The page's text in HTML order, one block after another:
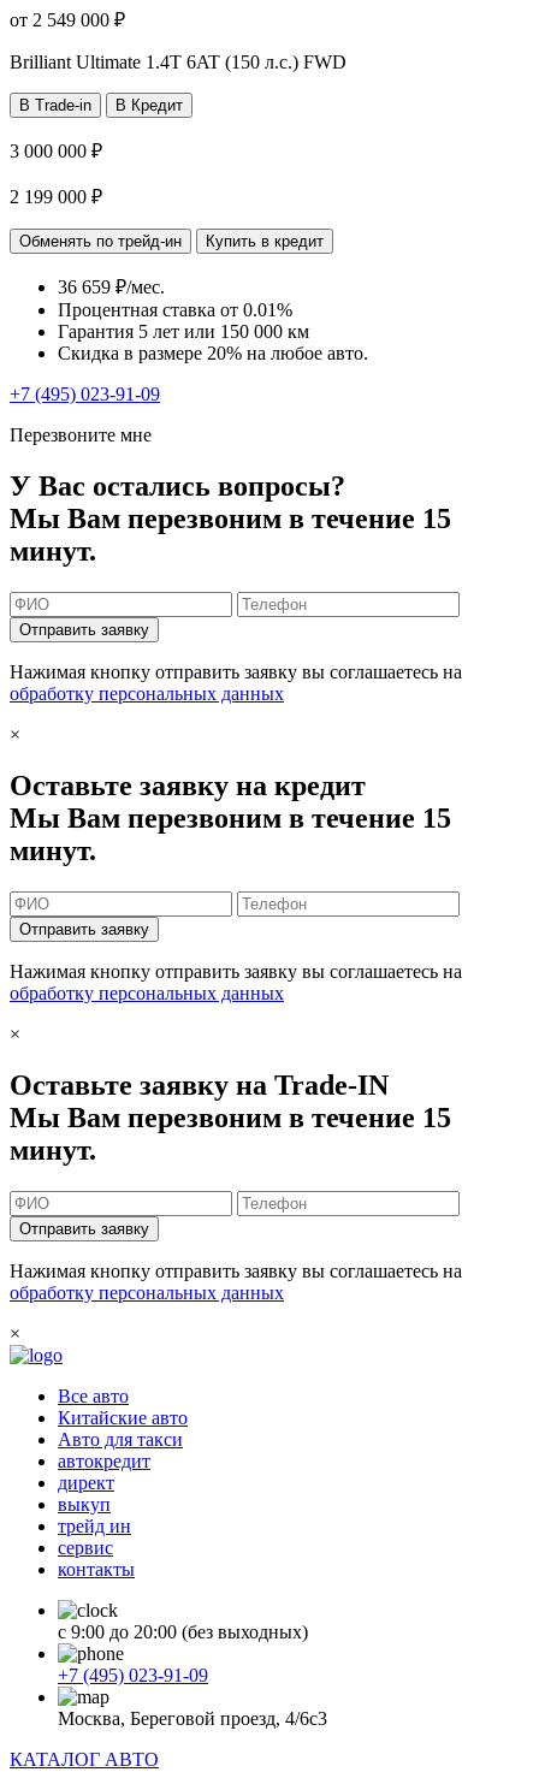
от 2 549 000 ₽
Brilliant Ultimate 1.4T 6AT (150 л.с.) FWD
В Trade-in В Кредит
3 000 000 ₽
2 199 000 ₽
Обменять по трейд-ин Купить в кредит
36 659 ₽/мес.
Процентная ставка от 0.01%
Гарантия 5 лет или 150 000 км
Скидка в размере 20% на любое авто.
+7 (495) 023-91-09
Перезвоните мне
У Вас остались вопросы?
Мы Вам перезвоним в течение 15
минут.
Отправить заявку
Нажимая кнопку отправить заявку вы соглашаетесь на
обработку персональных данных
×
Оставьте заявку на кредит
Мы Вам перезвоним в течение 15
минут.
Отправить заявку
Нажимая кнопку отправить заявку вы соглашаетесь на
обработку персональных данных
×
Оставьте заявку на Trade-IN
Мы Вам перезвоним в течение 15
минут.
Отправить заявку
Нажимая кнопку отправить заявку вы соглашаетесь на
обработку персональных данных
×
Все авто
Китайские авто
Авто для такси
автокредит
директ
выкуп
трейд ин
сервис
контакты
с 9:00 до 20:00 (без выходных)
+7 (495) 023-91-09
Москва, Береговой проезд, 4/6с3
КАТАЛОГ АВТО